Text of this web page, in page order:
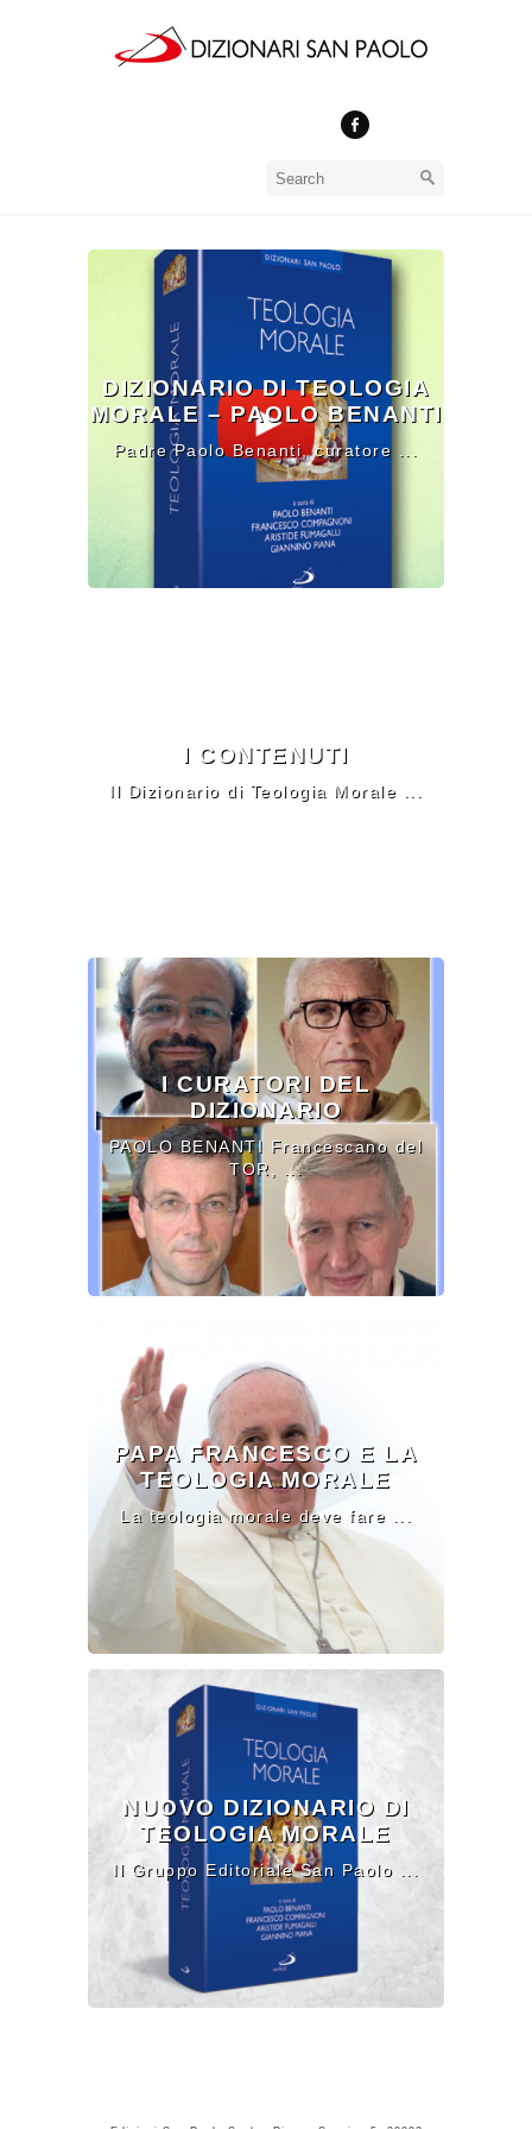
DIZIONARIO DI TEOLOGIA
MORALE – PAOLO BENANTI
Padre Paolo Benanti, curatore ...
I CONTENUTI
Il Dizionario di Teologia Morale ...
I CURATORI DEL
DIZIONARIO
PAOLO BENANTI Francescano del
TOR, ...
PAPA FRANCESCO E LA
TEOLOGIA MORALE
La teologia morale deve fare ...
NUOVO DIZIONARIO DI
TEOLOGIA MORALE
Il Gruppo Editoriale San Paolo ...